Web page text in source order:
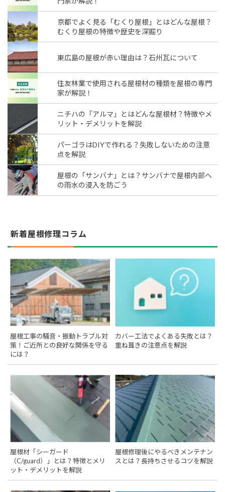
京都でよく見る「むくり屋根」とはどんな屋根？
むくり屋根の特徴や歴史を深掘り
東広島の屋根が赤い理由は？石州瓦について
住友林業で使用される屋根材の種類を屋根の専門
家が解説！
ニチハの「アルマ」とはどんな屋根材？特徴やメ
リット・デメリットを解説
パーゴラはDIYで作れる？失敗しないための注意
点を解説
屋根の「サンバナ」とは？サンバナで屋根内部へ
の雨水の浸入を防ごう
新着屋根修理コラム
屋根工事の騒音・振動トラブル対
策！ご近所との良好な関係を守る
には？
カバー工法でよくある失敗とは？
重ね葺きの注意点を解説
屋根材「シーガード
（C/guard）」とは？特徴とメリ
ット・デメリットを解説
屋根修理後にやるべきメンテナン
スとは？長持ちさせるコツを解説